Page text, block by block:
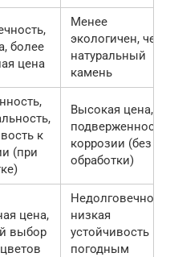
более
цена
Менее
экологичен, чем
натуральный
камень
к
(при
Высокая цена,
подверженность
коррозии (без
обработки)
цена,
выбор
низкая
устойчивость к
погодным